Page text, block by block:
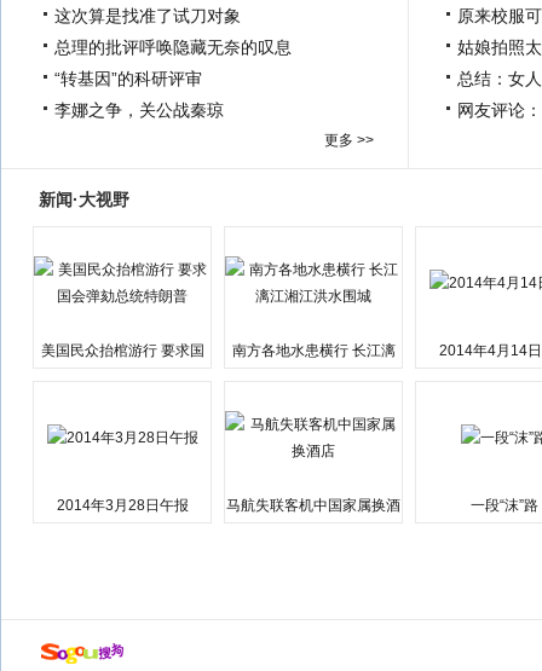
这次算是找准了试刀对象
总理的批评呼唤隐藏无奈的叹息
“转基因”的科研评审
李娜之争，关公战秦琼
更多 >>
原来校服
姑娘拍照
总结：女
网友评论
新闻·大视野
美国民众抬棺游行 要求国
南方各地水患横行 长江漓
2014年4月14
2014年3月28日午报
马航失联客机中国家属换酒
一段“沫”路